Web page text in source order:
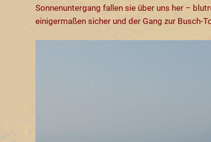
Sonnenuntergang fallen sie über uns her –
einigermaßen sicher und der Gang zur Busch-